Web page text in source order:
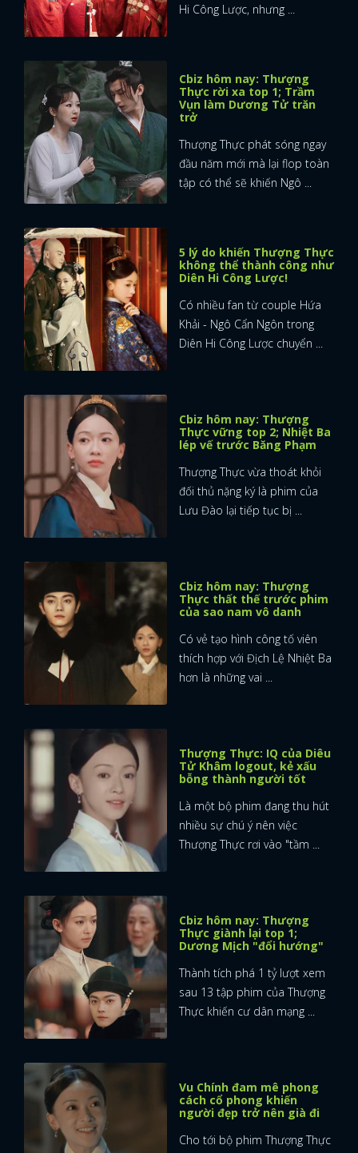
Hi Công Lược, nhưng ...
Cbiz hôm nay: Thượng
Thực rời xa top 1; Trầm
Vụn làm Dương Tử trăn
trở
Thượng Thực phát sóng ngay
đầu năm mới mà lại flop toàn
tập có thể sẽ khiến Ngô ...
5 lý do khiến Thượng Thực
không thể thành công như
Diên Hi Công Lược!
Có nhiều fan từ couple Hứa
Khải - Ngô Cẩn Ngôn trong
Diên Hi Công Lược chuyển ...
Cbiz hôm nay: Thượng
Thực vững top 2; Nhiệt Ba
lép vế trước Băng Phạm
Thượng Thực vừa thoát khỏi
đối thủ nặng ký là phim của
Lưu Đào lại tiếp tục bị ...
Cbiz hôm nay: Thượng
Thực thất thế trước phim
của sao nam vô danh
Có vẻ tạo hình công tố viên
thích hợp với Địch Lệ Nhiệt Ba
hơn là những vai ...
Thượng Thực: IQ của Diêu
Tử Khâm logout, kẻ xấu
bỗng thành người tốt
Là một bộ phim đang thu hút
nhiều sự chú ý nên việc
Thượng Thực rơi vào "tầm ...
Cbiz hôm nay: Thượng
Thực giành lại top 1;
Dương Mịch "đổi hướng"
Thành tích phá 1 tỷ lượt xem
sau 13 tập phim của Thượng
Thực khiến cư dân mạng ...
Vu Chính đam mê phong
cách cổ phong khiến
người đẹp trở nên già đi
Cho tới bộ phim Thượng Thực